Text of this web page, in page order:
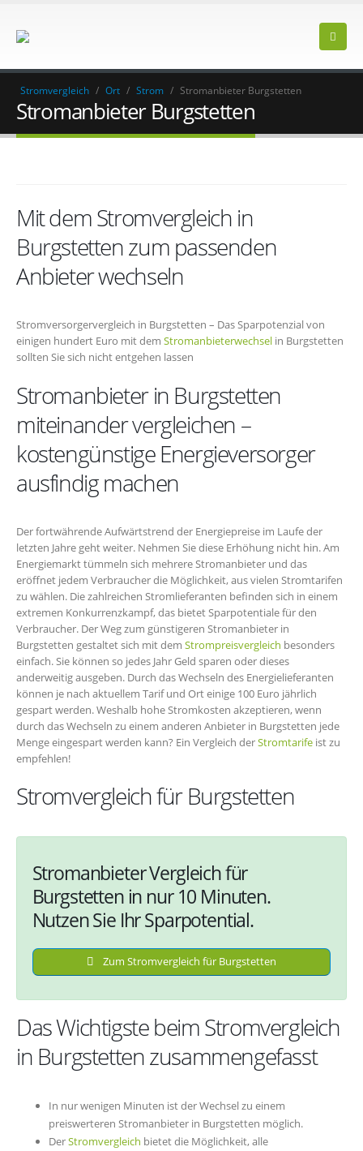
Stromvergleich / Ort / Strom / Stromanbieter Burgstetten
Stromanbieter Burgstetten
Mit dem Stromvergleich in
Burgstetten zum passenden
Anbieter wechseln
Stromversorgervergleich in Burgstetten – Das Sparpotenzial von
einigen hundert Euro mit dem Stromanbieterwechsel in Burgstetten
sollten Sie sich nicht entgehen lassen
Stromanbieter in Burgstetten
miteinander vergleichen –
kostengünstige Energieversorger
ausfindig machen
Der fortwährende Aufwärtstrend der Energiepreise im Laufe der
letzten Jahre geht weiter. Nehmen Sie diese Erhöhung nicht hin. Am
Energiemarkt tümmeln sich mehrere Stromanbieter und das
eröffnet jedem Verbraucher die Möglichkeit, aus vielen Stromtarifen
zu wählen. Die zahlreichen Stromlieferanten befinden sich in einem
extremen Konkurrenzkampf, das bietet Sparpotentiale für den
Verbraucher. Der Weg zum günstigeren Stromanbieter in
Burgstetten gestaltet sich mit dem Strompreisvergleich besonders
einfach. Sie können so jedes Jahr Geld sparen oder dieses
anderweitig ausgeben. Durch das Wechseln des Energielieferanten
können je nach aktuellem Tarif und Ort einige 100 Euro jährlich
gespart werden. Weshalb hohe Stromkosten akzeptieren, wenn
durch das Wechseln zu einem anderen Anbieter in Burgstetten jede
Menge eingespart werden kann? Ein Vergleich derStromtarife ist zu
empfehlen!
Stromvergleich für Burgstetten
Stromanbieter Vergleich für
Burgstetten in nur 10 Minuten.
Nutzen Sie Ihr Sparpotential.
Zum Stromvergleich für Burgstetten
Das Wichtigste beim Stromvergleich
in Burgstetten zusammengefasst
In nur wenigen Minuten ist der Wechsel zu einem
preiswerteren Stromanbieter in Burgstetten möglich.
DerStromvergleich bietet die Möglichkeit, alle